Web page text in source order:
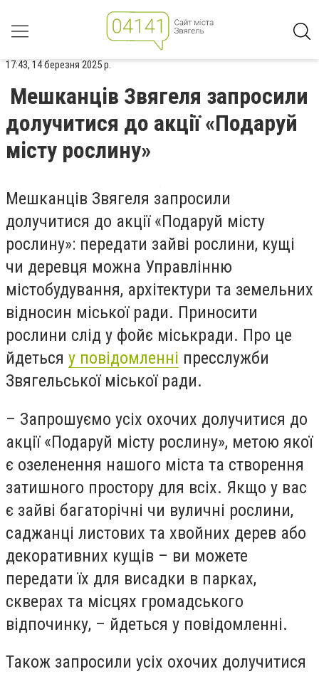
17:43, 14 березня 2025 р.
Мешканців Звягеля запросили
долучитися до акції «Подаруй
місту рослину»
Мешканців Звягеля запросили
долучитися до акції «Подаруй місту
рослину»: передати зайві рослини, кущі
чи деревця можна Управлінню
містобудування, архітектури та земельних
відносин міської ради. Приносити
рослини слід у фойє міськради. Про це
йдеться у повідомленні пресслужби
Звягельської міської ради.
– Запрошуємо усіх охочих долучитися до
акції «Подаруй місту рослину», метою якої
є озеленення нашого міста та створення
затишного простору для всіх. Якщо у вас
є зайві багаторічні чи вуличні рослини,
саджанці листових та хвойних дерев або
декоративних кущів – ви можете
передати їх для висадки в парках,
скверах та місцях громадського
відпочинку, – йдеться у повідомленні.
Також запросили усіх охочих долучитися